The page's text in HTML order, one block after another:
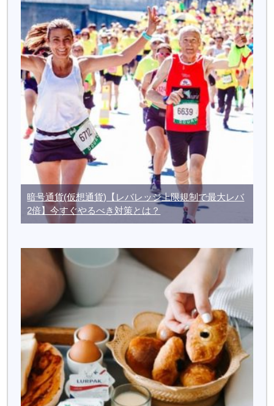
暗号通貨(仮想通貨)【レバレッジ上限規制で最大レバ
2倍】今すぐやるべき対策とは？